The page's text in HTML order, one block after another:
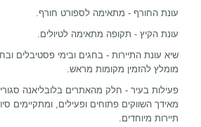
עונת החורף - מתאימה לספורט חורף.
עונת הקיץ - תקופה מתאימה לטיולים.
שיא עונת התיירות - בחגים ובימי פסטיבלים
מומלץ להזמין מקומות מראש.
פעילות בעיר - חלק מהאתרים בלובליאנה
מאידך השווקים פתוחים ופעילים, ומתקיימים
תיירות מיוחדים.